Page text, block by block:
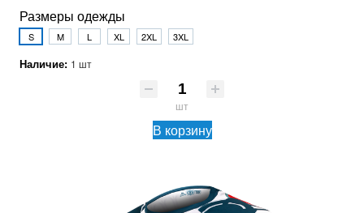
Размеры одежды
S M L XL 2XL 3XL
Наличие: 1 шт
шт
В корзину